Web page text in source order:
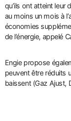
qu’ils ont atteint leur
au moins un mois à
économies
de l’énergie, appelé
Engie propose
peuvent être réduits
baissent (Gaz Ajust,